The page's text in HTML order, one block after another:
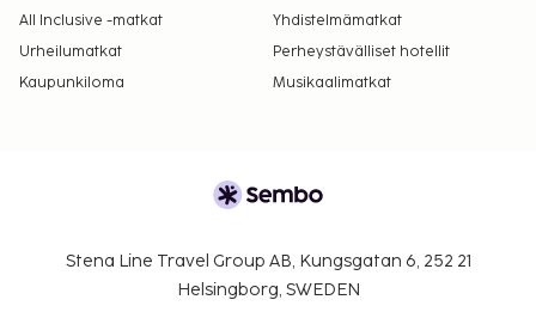
All Inclusive -matkat
Yhdistelmämatkat
Urheilumatkat
Perheystävälliset hotellit
Kaupunkiloma
Musikaalimatkat
Stena Line Travel Group AB, Kungsgatan 6, 252 21
Helsingborg, SWEDEN